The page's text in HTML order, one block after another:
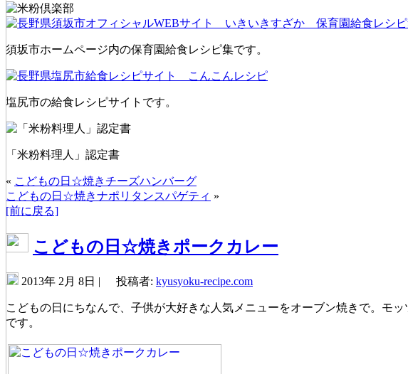
須坂市ホームページ内の保育園給食レシピ集です。
塩尻市の給食レシピサイトです。
「米粉料理人」認定書
« こどもの日☆焼きチーズハンバーグ
こどもの日☆焼きナポリタンスパゲティ »
[前に戻る]
こどもの日☆焼きポークカレー
2013年 2月 8日 | 投稿者: kyusyoku-recipe.com
こどもの日にちなんで、子供が大好きな人気メニューをオーブン焼きで。モ
です。